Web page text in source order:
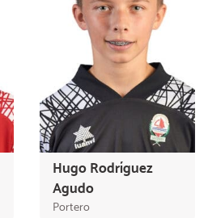
Hugo Rodríguez
Agudo
Portero